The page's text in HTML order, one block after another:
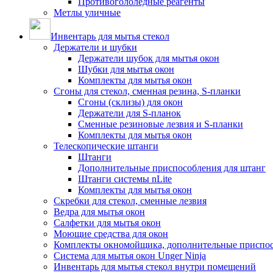
Метлы уличные
Инвентарь для мытья стекол
Держатели и шубки
Держатели шубок для мытья окон
Шубки для мытья окон
Комплекты для мытья окон
Сгоны для стекол, сменная резина, S-планки
Сгоны (склизы) для окон
Держатели для S-планок
Сменные резиновые лезвия и S-планки
Комплекты для мытья окон
Телескопические штанги
Штанги
Дополнительные приспособления для штанг
Штанги системы nLite
Комплекты для мытья окон
Скребки для стекол, сменные лезвия
Ведра для мытья окон
Салфетки для мытья окон
Моющие средства для окон
Комплекты окномойщика, дополнительные
Система для мытья окон Unger Ninja
Инвентарь для мытья стекол внутри помещений